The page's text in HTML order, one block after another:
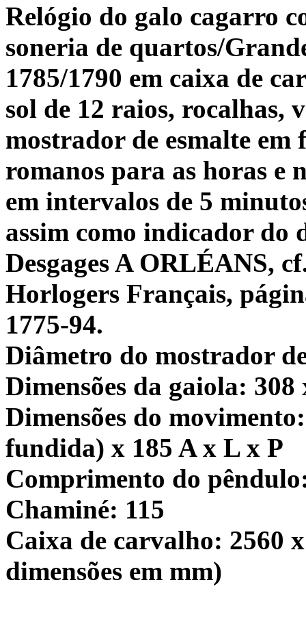
Relógio do galo cagarro
soneria de quartos/
1785/1790 em caixa de
sol de 12 raios, rocalhas,
mostrador de esmalte
romanos para as horas e
em intervalos de 5
assim como indicador do
Desgages A ORLÉANS,
Horlogers Français,
1775-94.
Diâmetro do mostrador
Dimensões da gaiola:
Dimensões do
fundida) x 185 A x L x P
Comprimento do
Chaminé: 115
Caixa de carvalho: 2560
dimensões em mm)